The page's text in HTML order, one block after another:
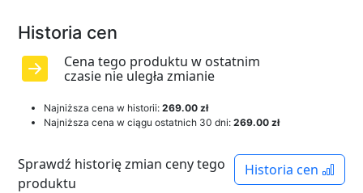
Historia cen
Cena tego produktu w ostatnim
czasie nie uległa zmianie
Najniższa cena w historii: 269.00 zł
Najniższa cena w ciągu ostatnich 30 dni: 269.00 zł
Historia cen
Sprawdź historię zmian ceny tego
produktu